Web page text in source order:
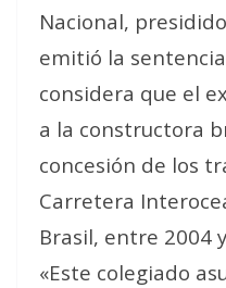
Nacional,
emitió la
considera que el
a la constructora
concesión de los
Carretera
Brasil, entre 2004
«Este colegiado